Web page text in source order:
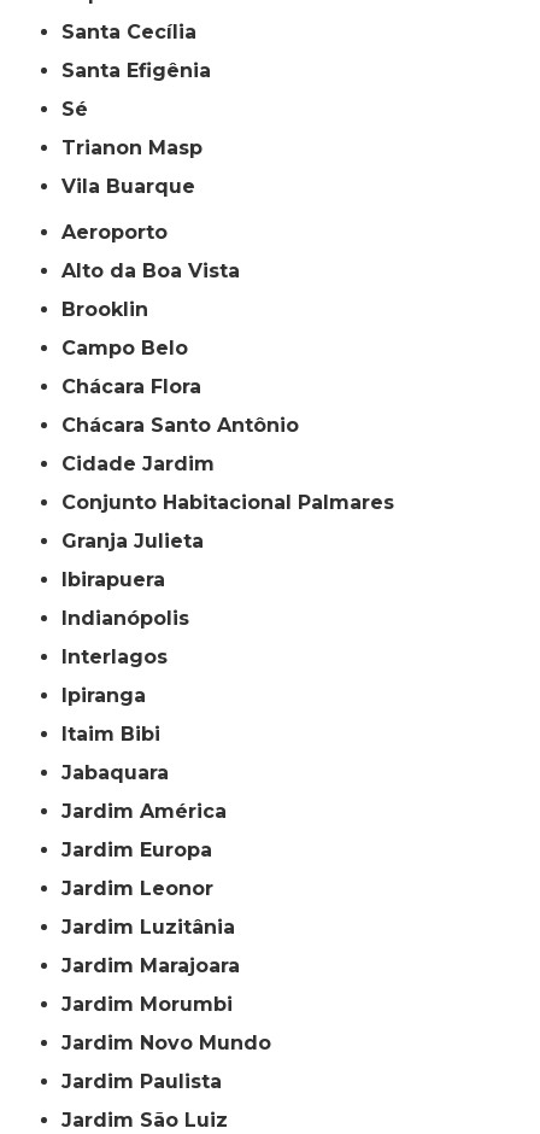
Santa Cecília
Santa Efigênia
Sé
Trianon Masp
Vila Buarque
Aeroporto
Alto da Boa Vista
Brooklin
Campo Belo
Chácara Flora
Chácara Santo Antônio
Cidade Jardim
Conjunto Habitacional Palmares
Granja Julieta
Ibirapuera
Indianópolis
Interlagos
Ipiranga
Itaim Bibi
Jabaquara
Jardim América
Jardim Europa
Jardim Leonor
Jardim Luzitânia
Jardim Marajoara
Jardim Morumbi
Jardim Novo Mundo
Jardim Paulista
Jardim São Luiz